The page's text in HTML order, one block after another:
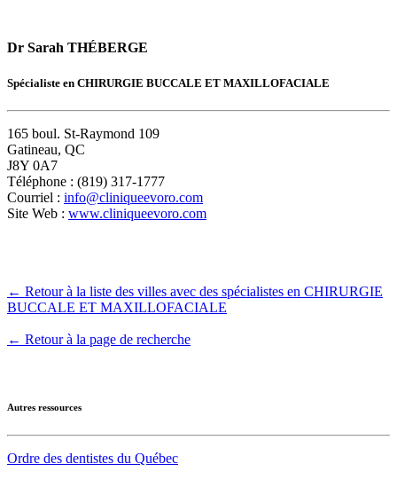
Dr Sarah THÉBERGE
Spécialiste en CHIRURGIE BUCCALE ET MAXILLOFACIALE
165 boul. St-Raymond 109
Gatineau, QC
J8Y 0A7
Téléphone : (819) 317-1777
Courriel : info@cliniqueevoro.com
Site Web : www.cliniqueevoro.com
← Retour à la liste des villes avec des spécialistes en CHIRURGIE
BUCCALE ET MAXILLOFACIALE
← Retour à la page de recherche
Autres ressources
Ordre des dentistes du Québec